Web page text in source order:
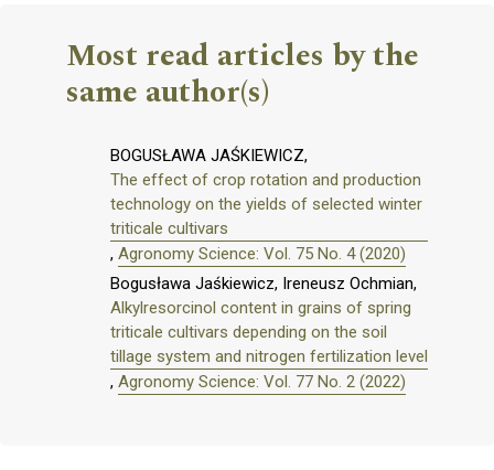
Most read articles by the
same author(s)
BOGUSŁAWA JAŚKIEWICZ,
The effect of crop rotation and production
technology on the yields of selected winter
triticale cultivars
, Agronomy Science: Vol. 75 No. 4 (2020)
Bogusława Jaśkiewicz, Ireneusz Ochmian,
Alkylresorcinol content in grains of spring
triticale cultivars depending on the soil
tillage system and nitrogen fertilization level
, Agronomy Science: Vol. 77 No. 2 (2022)